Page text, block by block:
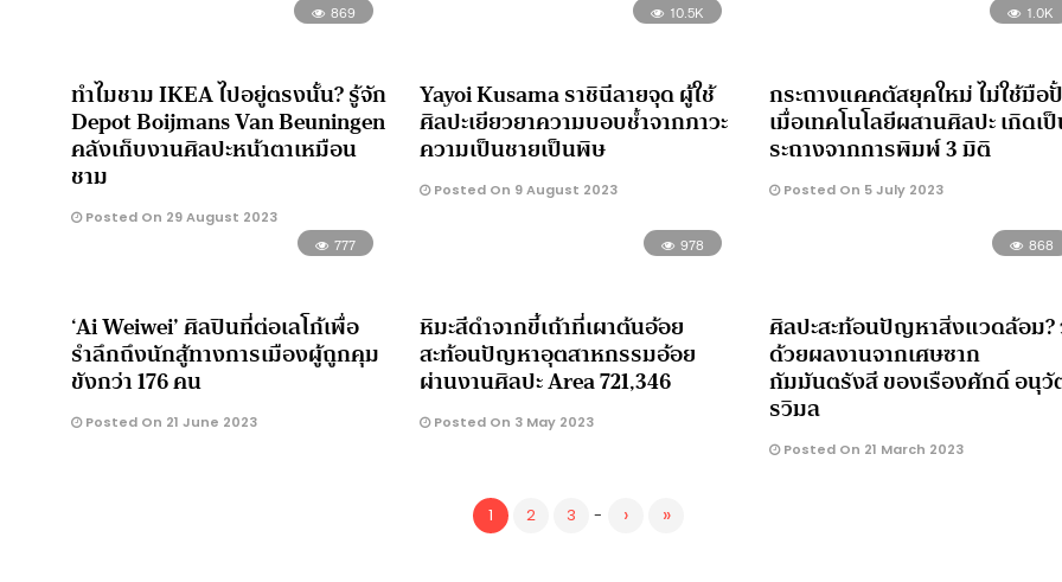
869
ทำไมชาม IKEA ไปอยู่ตรงนั้น? รู้จัก
Depot Boijmans Van Beuningen
คลังเก็บงานศิลปะหน้าตาเหมือน
ชาม
Posted On 29 August 2023
10.5K
Yayoi Kusama ราชินีลายจุด ผู้ใช้
ศิลปะเยียวยาความบอบช้ำจากภาวะ
ความเป็นชายเป็นพิษ
Posted On 9 August 2023
1.0K
กระถางแคคตัสยุคใหม่ ไม่ใช้มือ
เมื่อเทคโนโลยีผสานศิลปะ เกิดเ
ระถางจากการพิมพ์ 3 มิติ
Posted On 5 July 2023
777
‘Ai Weiwei’ ศิลปินที่ต่อเลโก้เพื่อ
รำลึกถึงนักสู้ทางการเมืองผู้ถูกคุม
ขังกว่า 176 คน
Posted On 21 June 2023
978
หิมะสีดำจากขี้เถ้าที่เผาต้นอ้อย
สะท้อนปัญหาอุตสาหกรรมอ้อย
ผ่านงานศิลปะ Area 721,346
Posted On 3 May 2023
868
ศิลปะสะท้อนปัญหาสิ่งแวดล้อม?
ด้วยผลงานจากเศษซาก
กัมมันตรังสี ของเรืองศักดิ์ อนุวั
รวิมล
Posted On 21 March 2023
1 2 3 - › »